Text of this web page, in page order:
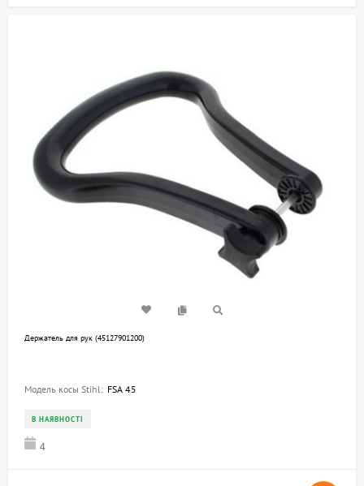
Держатель для рук (45127901200)
Модель косы Stihl: FSA 45
В НАЯВНОСТІ
4